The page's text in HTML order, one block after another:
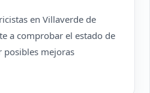
en Villaverde de
a comprobar el estado de
posibles mejoras